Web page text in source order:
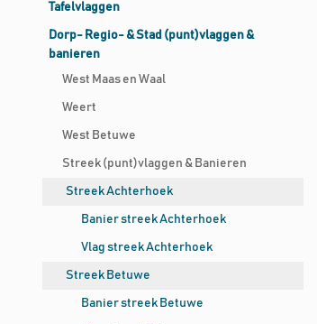
Tafelvlaggen
Dorp- Regio- & Stad (punt)vlaggen &
banieren
West Maas en Waal
Weert
West Betuwe
Streek (punt)vlaggen & Banieren
Streek Achterhoek
Banier streek Achterhoek
Vlag streek Achterhoek
Streek Betuwe
Banier streek Betuwe